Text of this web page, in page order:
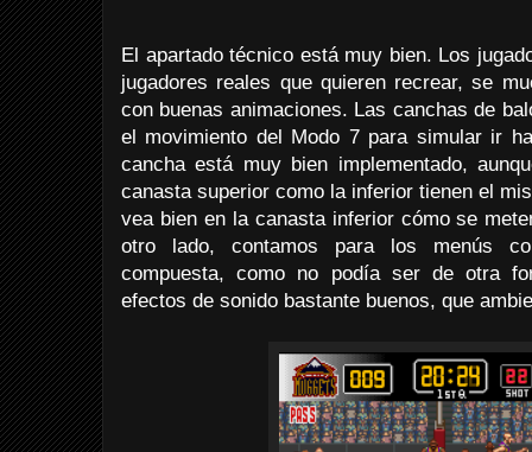
El apartado técnico está muy bien. Los
jugadores reales que quieren recrear, se
con buenas animaciones. Las canchas de
el movimiento del Modo 7 para simular ir
cancha está muy bien implementado,
canasta superior como la inferior tienen el
vea bien en la canasta inferior cómo se
otro lado, contamos para los menús
compuesta, como no podía ser de otra
efectos de sonido bastante buenos, que